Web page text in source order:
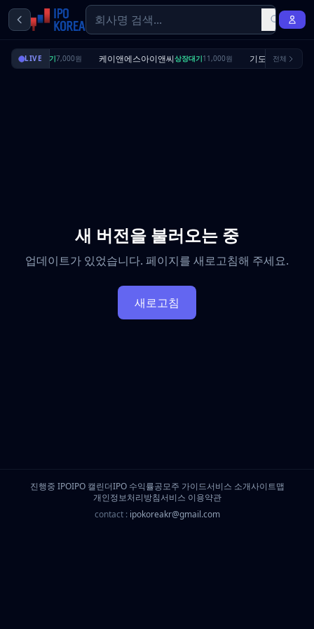
LIVE
셔스상장대기7,000원 케이앤에스아이앤씨상장대기11,000원 기도산업수요예측
전체
새 버전을 불러오는 중
업데이트가 있었습니다. 페이지를 새로고침해 주세요.
새로고침
진행중 IPOIPO 캘린더IPO 수익률공모주 가이드서비스 소개사이트맵
개인정보처리방침서비스 이용약관
contact : ipokoreakr@gmail.com